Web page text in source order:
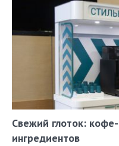
Свежий глоток:
ингредиентов